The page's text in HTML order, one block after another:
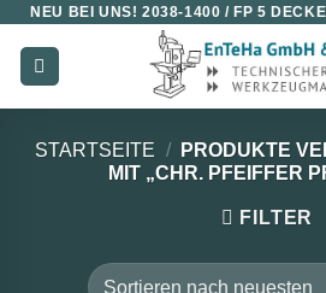
Zum
Inhalt
springen
NEU BEI UNS!2038-1400 / FP 5
STARTSEITE /
PRODUKTE
MIT „CHR. PFEIFFER
FILTER